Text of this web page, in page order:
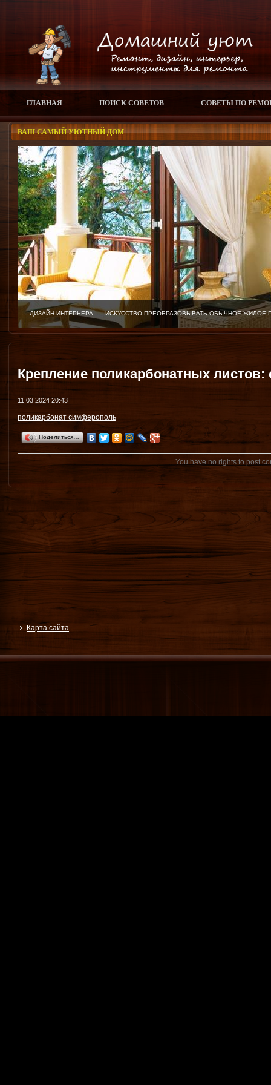
ГЛАВНАЯ ПОИСК СОВЕТОВ СОВЕТЫ ПО
ВАШ САМЫЙ УЮТНЫЙ ДОМ
ДИЗАЙН ИНТЕРЬЕРА ИСКУССТВО ПРЕОБРАЗОВЫВАТЬ ОБЫЧНОЕ
Крепление поликарбонатных
11.03.2024 20:43
поликарбонат симферополь
Поделиться…
You have no rights to post
Карта сайта